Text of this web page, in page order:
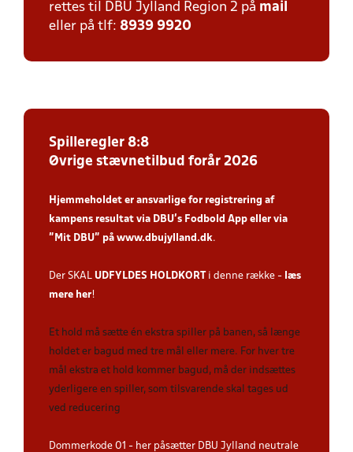
rettes til DBU Jylland Region 2 på mail
eller på tlf: 8939 9920
Spilleregler 8:8
Øvrige stævnetilbud forår 2026
Hjemmeholdet er ansvarlige for registrering af
kampens resultat via DBU’s Fodbold App eller via
”Mit DBU” på www.dbujylland.dk.
Der SKAL UDFYLDES HOLDKORTi denne række - læs
mere her!
Et hold må sætte én ekstra spiller på banen, så længe
holdet er bagud med tre mål eller mere. For hver tre
mål ekstra et hold kommer bagud, må der indsættes
yderligere en spiller, som tilsvarende skal tages ud
ved reducering
Dommerkode 01 - her påsætter DBU Jylland neutrale